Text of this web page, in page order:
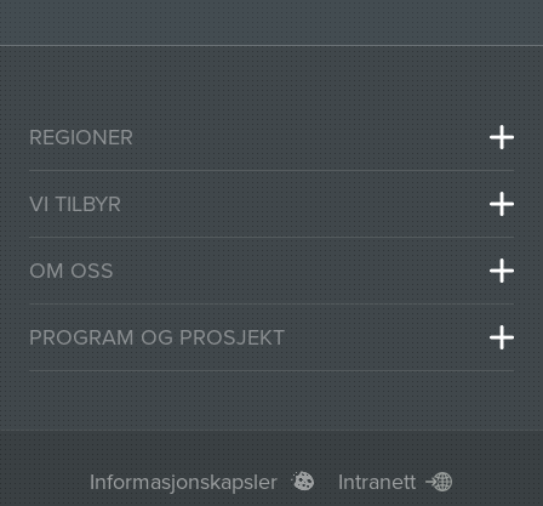
REGIONER
VI TILBYR
OM OSS
PROGRAM OG PROSJEKT
Informasjonskapsler Intranett